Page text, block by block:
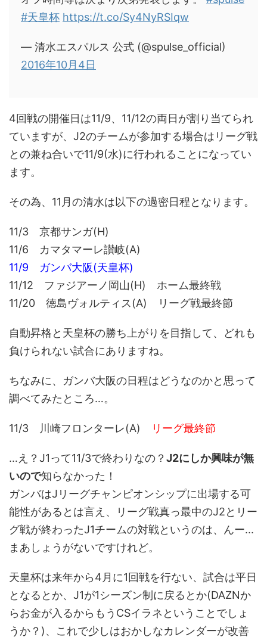
#天皇杯 https://t.co/Sy4NyRSIqw
— 清水エスパルス 公式 (@spulse_official)
2016年10月4日
4回戦の開催日は11/9、11/12の両日が割り当てられ
ていますが、J2のチームが参加する場合はリーグ戦
との兼ね合いで11/9(水)に行われることになってい
ます。
その為、11月の清水は以下の過密日程となります。
11/3 京都サンガ(H)
11/6 カマタマーレ讃岐(A)
11/9 ガンバ大阪(天皇杯)
11/12 ファジアーノ岡山(H) ホーム最終戦
11/20 徳島ヴォルティス(A) リーグ戦最終節
自動昇格と天皇杯の勝ち上がりを目指して、どれも
負けられない試合にありますね。
ちなみに、ガンバ大阪の日程はどうなのかと思って
調べてみたところ…。
11/3 川崎フロンターレ(A) リーグ最終節
…え？J1って11/3で終わりなの？ J2にしか興味が無
いので知らなかった！
ガンバはJリーグチャンピオンシップに出場する可
能性があるとは言え、リーグ戦真っ最中のJ2とリー
グ戦が終わったJ1チームの対戦というのは、んー...
まあしょうがないですけれど。
天皇杯は来年から4月に1回戦を行ない、試合は平日
となるとか、J1が1シーズン制に戻るとか(DAZNか
らお金が入るからもうCSイラネということでしょ
うか？)、これで少しはおかしなカレンダーが改善